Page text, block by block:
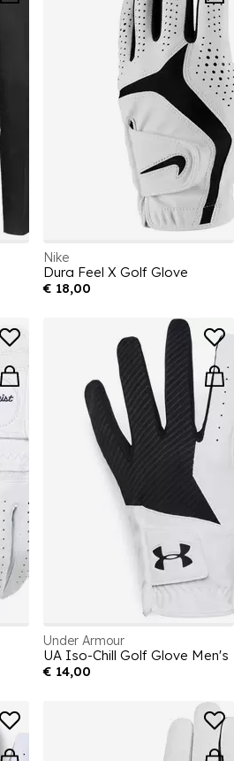
Nike
Dura Feel X Golf Glove
€ 18,00
Under Armour
UA Iso-Chill Golf Glove Men's
€ 14,00